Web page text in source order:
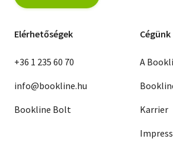
Elérhetőségek
+36 1 235 60 70
info@bookline.hu
Bookline Bolt
Cégünk
A
Karrier